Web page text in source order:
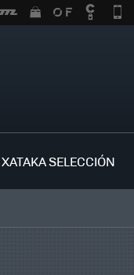
XATAKA SELECCIÓN